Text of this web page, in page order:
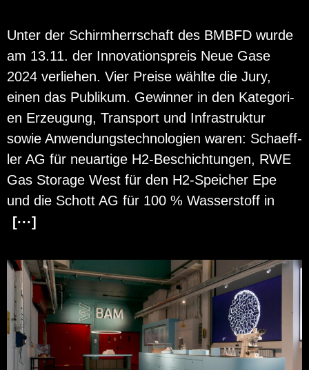
Unter der Schirm­herr­schaft des BMBFD wurde
am 13.11. der In­no­va­ti­ons­preis Neue Gase
2024 ver­lie­hen. Vier Prei­se wähl­te die Jury,
einen das Pu­bli­kum. Ge­win­ner in den Ka­te­go­ri­
en Er­zeu­gung, Trans­port und In­fra­struk­tur
sowie An­wen­dungs­tech­no­lo­gi­en waren: Scha­eff­
ler AG für neu­ar­ti­ge H2-Be­schich­tun­gen, RWE
Gas Sto­r­a­ge West für den H2-Spei­cher Epe
und die Schott AG für 100 % Was­ser­stoff in
[···]